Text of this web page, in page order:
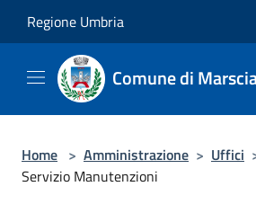
Regione Umbria
Comune di
Home > Amministrazione > Uffici
Servizio Manutenzioni